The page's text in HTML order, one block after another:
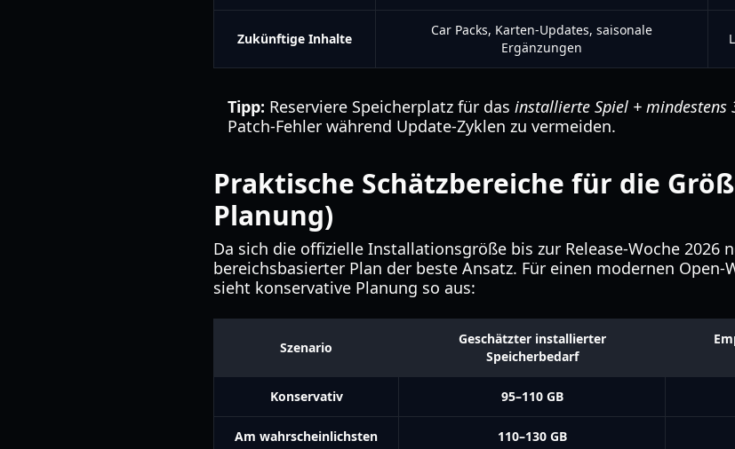
Zukünftige Inhalte
Car Packs, Karten-Updates, saisonale
Ergänzungen
Tipp: Reserviere Speicherplatz für das installierte Spiel + mindestens
Patch-Fehler während Update-Zyklen zu vermeiden.
Praktische Schätzbereiche für die
Planung)
Da sich die offizielle Installationsgröße bis zur Release-Woche 2026
bereichsbasierter Plan der beste Ansatz. Für einen modernen Open-
sieht konservative Planung so aus:
Szenario
Geschätzter installierter
Speicherbedarf
Konservativ 95–110 GB
Am wahrscheinlichsten 110–130 GB